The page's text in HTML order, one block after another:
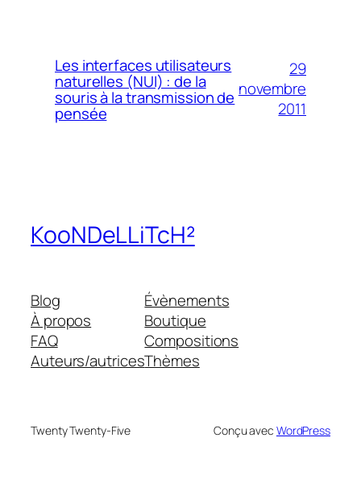
Les interfaces utilisateurs
naturelles (NUI) : de la
souris à la transmission de
pensée
29
novembre
2011
KooNDeLLiTcH²
Blog
À propos
FAQ
Auteurs/autrices
Évènements
Boutique
Compositions
Thèmes
Twenty Twenty-Five Conçu avec WordPress